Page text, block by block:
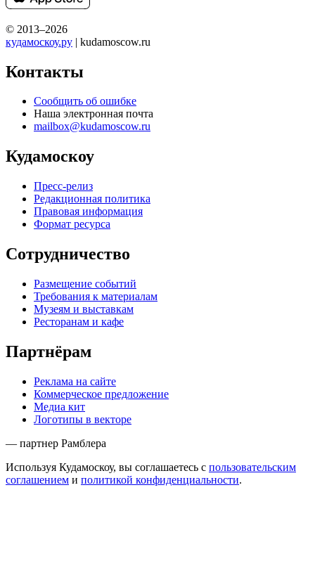
© 2013–2026
кудамоскоу.ру | kudamoscow.ru
Контакты
Сообщить об ошибке
Наша электронная почта
mailbox@kudamoscow.ru
Кудамоскоу
Пресс-релиз
Редакционная политика
Правовая информация
Формат ресурса
Сотрудничество
Размещение событий
Требования к материалам
Музеям и выставкам
Ресторанам и кафе
Партнёрам
Реклама на сайте
Коммерческое предложение
Медиа кит
Логотипы в векторе
— партнер Рамблера
Используя Кудамоскоу, вы соглашаетесь с пользовательским
соглашением и политикой конфиденциальности.